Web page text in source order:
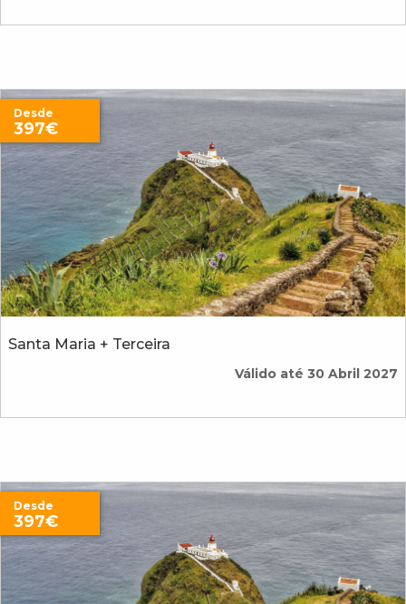
Santa Maria + Terceira
Desde
397€
Válido até 30 Abril 2027
Desde
397€